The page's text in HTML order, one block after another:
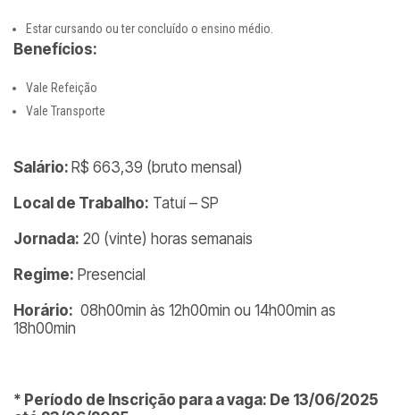
Estar cursando ou ter concluído o ensino médio.
Benefícios:
Vale Refeição
Vale Transporte
Salário: R$ 663,39 (bruto mensal)
Local de Trabalho: Tatuí – SP
Jornada: 20 (vinte) horas semanais
Regime: Presencial
Horário: 08h00min às 12h00min ou 14h00min as
18h00min
* Período de Inscrição para a vaga: De 13/06/2025